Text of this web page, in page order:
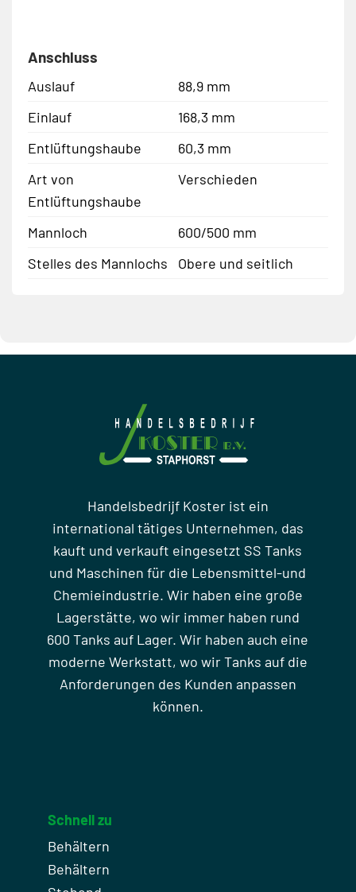
Anschluss
Auslauf
88,9 mm
Einlauf
168,3 mm
Entlüftungshaube
60,3 mm
Art von
Entlüftungshaube
Verschieden
Mannloch
600/500 mm
Stelles des Mannlochs
Obere und seitlich
Handelsbedrijf Koster ist ein
international tätiges Unternehmen, das
kauft und verkauft eingesetzt SS Tanks
und Maschinen für die Lebensmittel-und
Chemieindustrie. Wir haben eine große
Lagerstätte, wo wir immer haben rund
600 Tanks auf Lager. Wir haben auch eine
moderne Werkstatt, wo wir Tanks auf die
Anforderungen des Kunden anpassen
können.
Schnell zu
Behältern
Behältern